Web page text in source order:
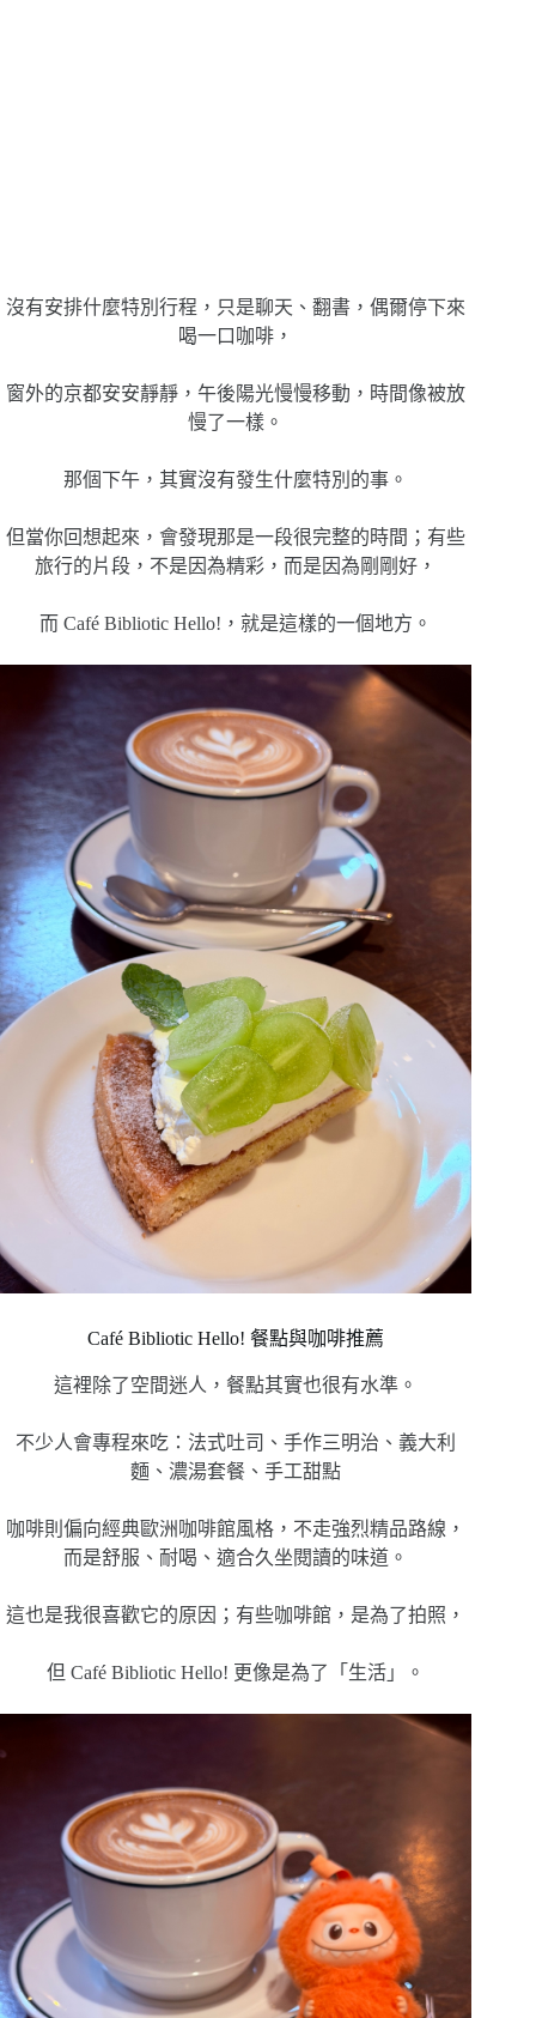
沒有安排什麼特別行程，只是聊天、翻書，偶爾停下來
喝一口咖啡，
窗外的京都安安靜靜，午後陽光慢慢移動，時間像被放
慢了一樣。
那個下午，其實沒有發生什麼特別的事。
但當你回想起來，會發現那是一段很完整的時間；有些
旅行的片段，不是因為精彩，而是因為剛剛好，
而 Café Bibliotic Hello!，就是這樣的一個地方。
Café Bibliotic Hello! 餐點與咖啡推薦
這裡除了空間迷人，餐點其實也很有水準。
不少人會專程來吃：法式吐司、手作三明治、義大利
麵、濃湯套餐、手工甜點
咖啡則偏向經典歐洲咖啡館風格，不走強烈精品路線，
而是舒服、耐喝、適合久坐閱讀的味道。
這也是我很喜歡它的原因；有些咖啡館，是為了拍照，
但 Café Bibliotic Hello! 更像是為了「生活」。